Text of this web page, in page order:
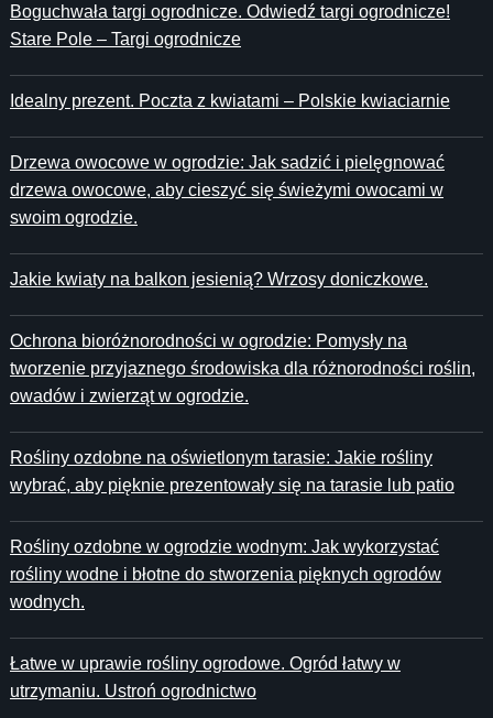
Boguchwała targi ogrodnicze. Odwiedź targi ogrodnicze!
Stare Pole – Targi ogrodnicze
Idealny prezent. Poczta z kwiatami – Polskie kwiaciarnie
Drzewa owocowe w ogrodzie: Jak sadzić i pielęgnować
drzewa owocowe, aby cieszyć się świeżymi owocami w
swoim ogrodzie.
Jakie kwiaty na balkon jesienią? Wrzosy doniczkowe.
Ochrona bioróżnorodności w ogrodzie: Pomysły na
tworzenie przyjaznego środowiska dla różnorodności roślin,
owadów i zwierząt w ogrodzie.
Rośliny ozdobne na oświetlonym tarasie: Jakie rośliny
wybrać, aby pięknie prezentowały się na tarasie lub patio
Rośliny ozdobne w ogrodzie wodnym: Jak wykorzystać
rośliny wodne i błotne do stworzenia pięknych ogrodów
wodnych.
Łatwe w uprawie rośliny ogrodowe. Ogród łatwy w
utrzymaniu. Ustroń ogrodnictwo